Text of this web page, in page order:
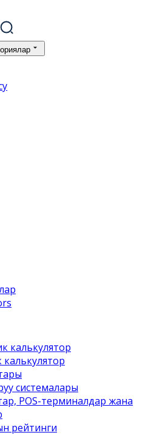
калькулятор
системалары
POS-терминалдар жана
рейтинги